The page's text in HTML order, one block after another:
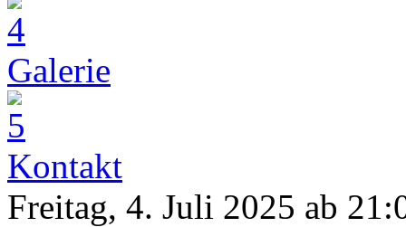
Galerie
Kontakt
Freitag, 4. Juli 2025 ab